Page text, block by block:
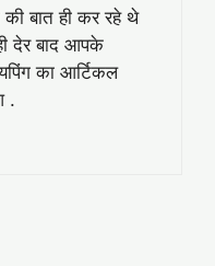
बात ही कर रहे थे
देर बाद आपके
का आर्टिकल
.